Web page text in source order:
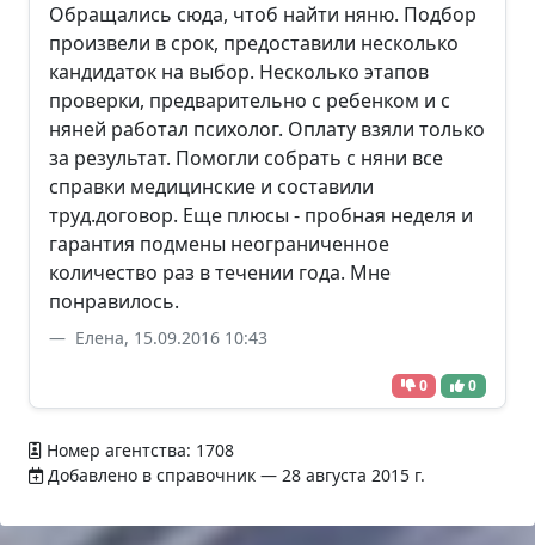
Обращались сюда, чтоб найти няню. Подбор
произвели в срок, предоставили несколько
кандидаток на выбор. Несколько этапов
проверки, предварительно с ребенком и с
няней работал психолог. Оплату взяли только
за результат. Помогли собрать с няни все
справки медицинские и составили
труд.договор. Еще плюсы - пробная неделя и
гарантия подмены неограниченное
количество раз в течении года. Мне
понравилось.
Елена, 15.09.2016 10:43
0 0
Номер агентства: 1708
Добавлено в справочник — 28 августа 2015 г.